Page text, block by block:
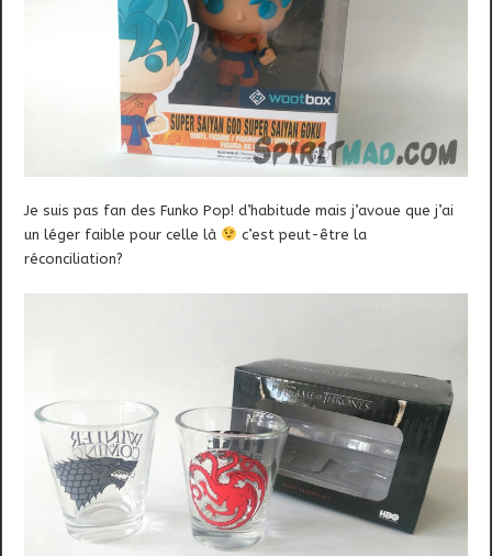
Je suis pas fan des Funko Pop! d’habitude mais j’avoue que j’ai
un léger faible pour celle là
c’est peut-être la
réconciliation?